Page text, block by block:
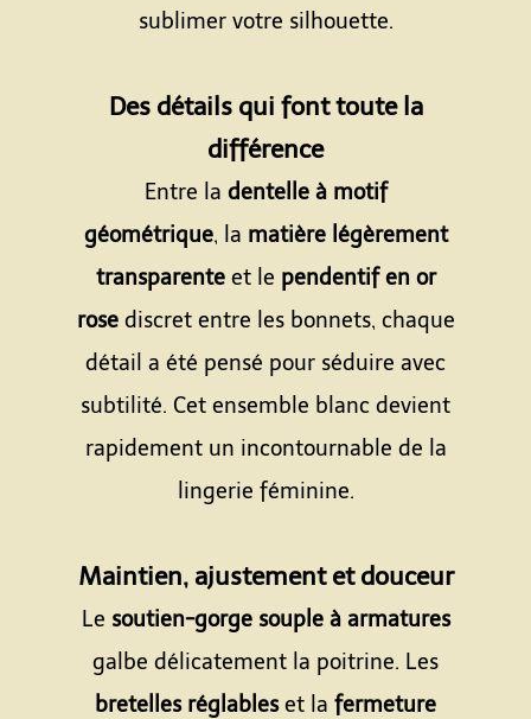
sublimer votre silhouette.
Des détails qui font toute la
différence
Entre la dentelle à motif
géométrique, la matière légèrement
transparenteet le pendentif en or
rosediscret entre les bonnets, chaque
détail a été pensé pour séduire avec
subtilité. Cet ensemble blanc devient
rapidement un incontournable de la
lingerie féminine.
Maintien, ajustement et douceur
Le soutien-gorge souple à armatures
galbe délicatement la poitrine. Les
bretelles réglableset la fermeture